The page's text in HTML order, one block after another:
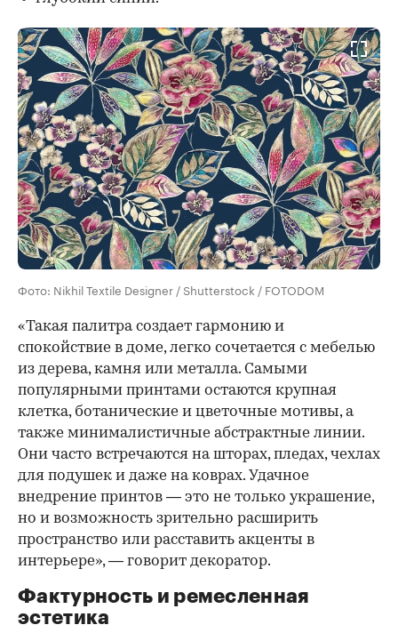
Фото: Nikhil Textile Designer / Shutterstock / FOTODOM
«Такая палитра создает гармонию и
спокойствие в доме, легко сочетается с мебелью
из дерева, камня или металла. Самыми
популярными принтами остаются крупная
клетка, ботанические и цветочные мотивы, а
также минималистичные абстрактные линии.
Они часто встречаются на шторах, пледах, чехлах
для подушек и даже на коврах. Удачное
внедрение принтов — это не только украшение,
но и возможность зрительно расширить
пространство или расставить акценты в
интерьере», — говорит декоратор.
Фактурность и ремесленная
эстетика